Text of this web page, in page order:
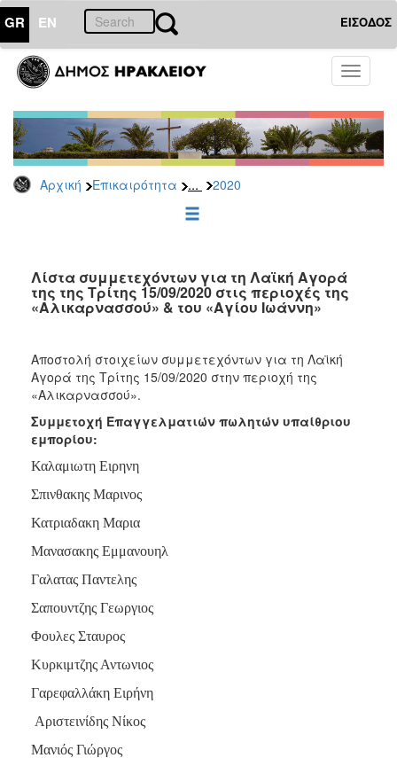
GR EN ΕΙΣΟΔΟΣ
Toggle
Αρχική Επικαιρότητα ... 2020
ΕΠΙΚΑΙΡΟΤΗΤΑ
Τύπου
Αρχείο
2026
2025
2022
2021
2019
2018
2017
2016
2015
2013
2012
ΕΠΙΣΚΕΠΤΗΣ
Λίστα συμμετεχόντων για τη Λαϊκή Αγορά
της της Τρίτης 15/09/2020 στις περιοχές της
«Αλικαρνασσού» & του «Αγίου Ιωάννη»
Αποστολή στοιχείων συμμετεχόντων για τη Λαϊκή
Αγορά της Τρίτης 15/09/2020 στην περιοχή της
«Αλικαρνασσού».
Συμμετοχή Επαγγελματιών πωλητών υπαίθριου
εμπορίου:
Καλαμιωτη Ειρηνη
Σπινθακης Μαρινος
Κατριαδακη Μαρια
Μανασακης Εμμανουηλ
Γαλατας Παντελης
Σαπουντζης Γεωργιος
Φουλες Σταυρος
Κυρκιμτζης Αντωνιος
Γαρεφαλλάκη Ειρήνη
Αριστεινίδης Νίκος
Μανιός Γιώργος